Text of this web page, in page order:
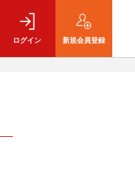
ログイン 新規会員登録